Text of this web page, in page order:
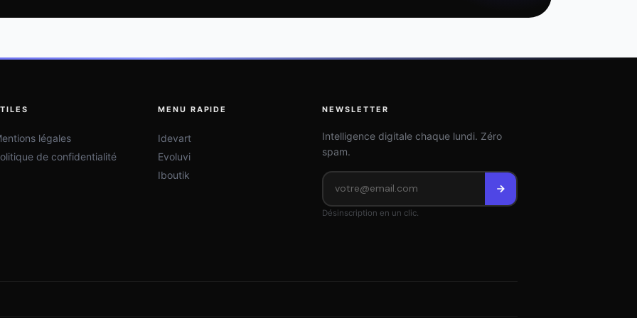
légales
de confidentialité
MENU RAPIDE
Idevart
Evoluvi
Iboutik
NEWSLETTER
Intelligence digitale chaque lundi. Zéro
spam.
Désinscription en un clic.